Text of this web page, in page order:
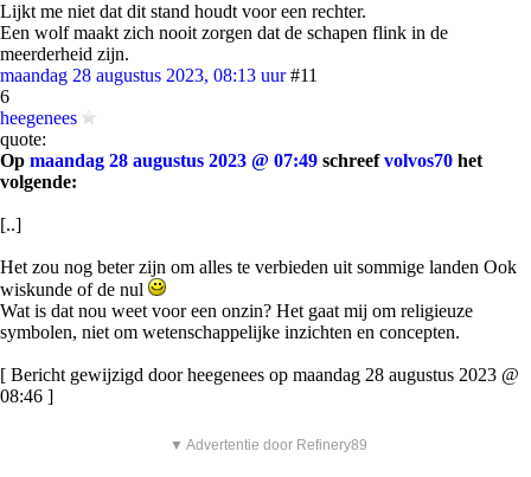
Lijkt me niet dat dit stand houdt voor een rechter.
Een wolf maakt zich nooit zorgen dat de schapen flink in de
meerderheid zijn.
maandag 28 augustus 2023, 08:13 uur #11
6
heegenees
quote:
Op maandag 28 augustus 2023 @ 07:49 schreefvolvos70 het
volgende:
[..]
Het zou nog beter zijn om alles te verbieden uit sommige landen Ook
wiskunde of de nul
Wat is dat nou weet voor een onzin? Het gaat mij om religieuze
symbolen, niet om wetenschappelijke inzichten en concepten.
[ Bericht gewijzigd door heegenees op maandag 28 augustus 2023 @
08:46 ]
▼ Advertentie door Refinery89